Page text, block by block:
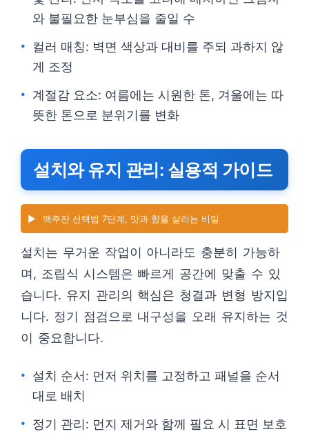
와 불필요한 눈부심을 줄일 수
컬러 매칭: 벽면 색상과 대비를 주되 과하지 않
게 조정
계절감 요소: 여름에는 시원한 톤, 겨울에는 따
뜻한 톤으로 분위기를 변화
설치와 유지 관리: 실용적 가이드
▶️ 맥주잔 선택법 7단계, 맛과 향을 살리는 비밀
설치는 무거운 작업이 아니라도 충분히 가능하
며, 조립식 시스템은 빠르게 공간에 맞출 수 있
습니다. 유지 관리의 핵심은 청결과 변형 방지입
니다. 정기 점검으로 내구성을 오래 유지하는 것
이 중요합니다.
설치 순서: 먼저 위치를 고정하고 패널을 순서
대로 배치
정기 관리: 먼지 제거와 함께 필요 시 표면 보호